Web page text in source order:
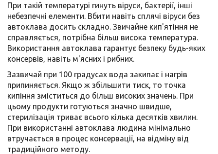
При такій температурі гинуть віруси, бактерії, інші
небезпечні елементи. Вбити навіть сплячі віруси без
автоклава досить складно. Звичайне кип'ятіння не
справляється, потрібна більш висока температура.
Використання автоклава гарантує безпеку будь-яких
консервів, навіть м'ясних і рибних.
Зазвичай при 100 градусах вода закипає і нагрів
припиняється. Якщо ж збільшити тиск, то точка
кипіння зміститься до більш високих значень. При
цьому продукти готуються значно швидше,
стерилізація триває всього кілька десятків хвилин.
При використанні автоклава людина мінімально
втручається в процес консервації, на відміну від
традиційного методу.